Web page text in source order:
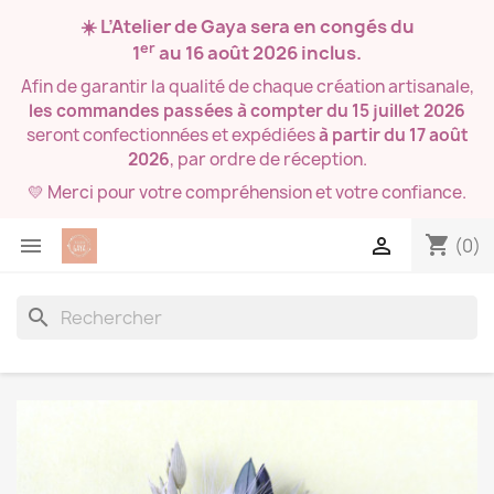
☀️ L’Atelier de Gaya sera en congés du
1erau 16 août 2026inclus.
Afin de garantir la qualité de chaque création artisanale,
les commandes passées à compter du 15 juillet 2026
seront confectionnées et expédiéesà partir du 17 août
2026, par ordre de réception.
💛 Merci pour votre compréhension et votre confiance.
 shopping_cart (0)

search